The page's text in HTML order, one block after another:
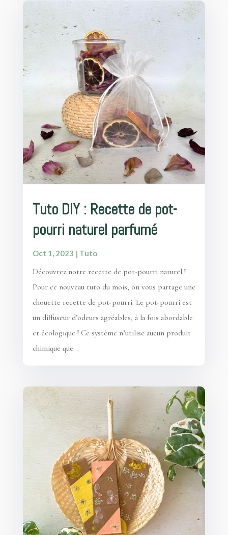
Tuto DIY : Recette de pot-
pourri naturel parfumé
Oct 1, 2023 | Tuto
Découvrez notre recette de pot-pourri naturel !
Pour ce nouveau tuto du mois, on vous partage une
chouette recette de pot-pourri. Le pot-pourri est
un diffuseur d’odeurs agréables, à la fois abordable
et écologique ! Ce système n’utilise aucun produit
chimique que...